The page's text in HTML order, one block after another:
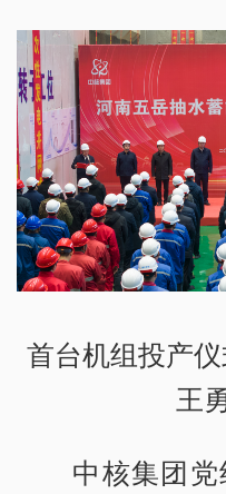
首台机组投产
王
中核集团